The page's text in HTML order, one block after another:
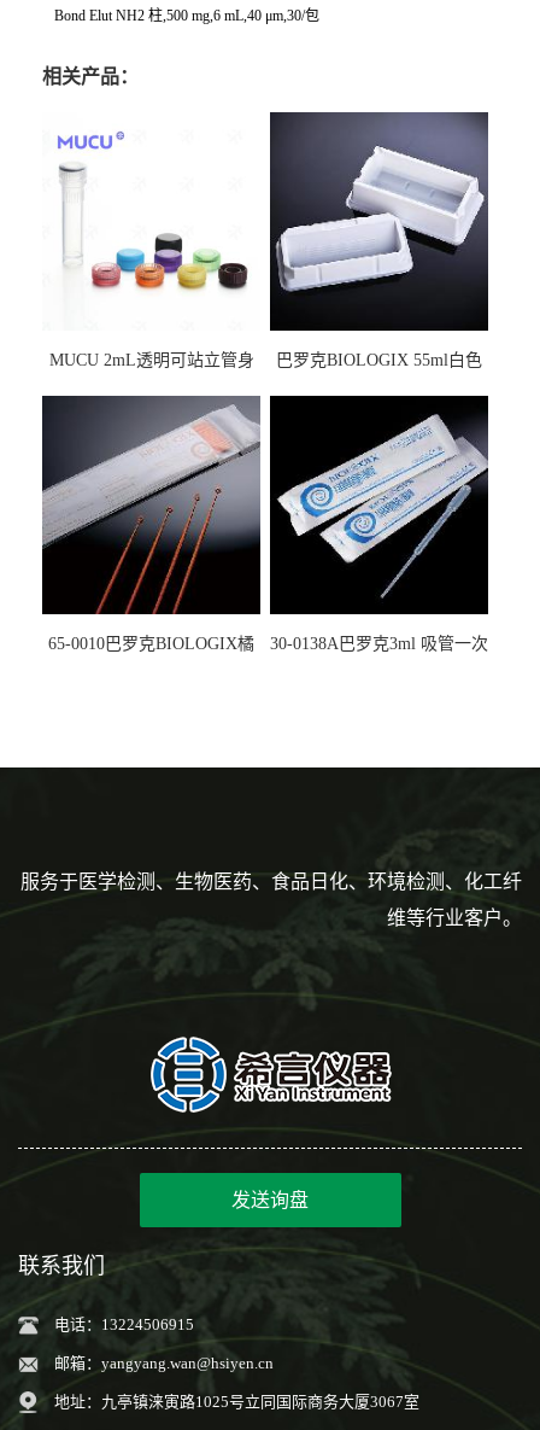
Bond Elut NH2 柱,500 mg,6 mL,40 μm,30/包
相关产品：
MUCU 2mL透明可站立管身
巴罗克BIOLOGIX 55ml白色
马射线灭菌25-0051
65-0010巴罗克BIOLOGIX橘
30-0138A巴罗克3ml 吸管一次
服务于医学检测、生物医药、食品日化、环境检测、化工纤
维等行业客户。
发送询盘
联系我们
电话：13224506915
邮箱： yangyang.wan@hsiyen.cn
地址：九亭镇涞寅路1025号立同国际商务大厦3067室